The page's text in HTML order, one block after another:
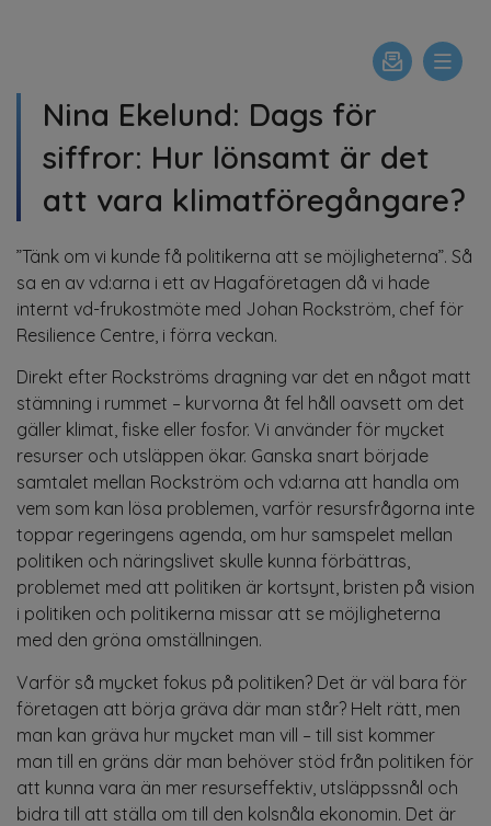
Nina Ekelund: Dags för
siffror: Hur lönsamt är det
att vara klimatföregångare?
”Tänk om vi kunde få politikerna att se möjligheterna”. Så
sa en av vd:arna i ett av Hagaföretagen då vi hade
internt vd-frukostmöte med Johan Rockström, chef för
Resilience Centre, i förra veckan.
Direkt efter Rockströms dragning var det en något matt
stämning i rummet – kurvorna åt fel håll oavsett om det
gäller klimat, fiske eller fosfor. Vi använder för mycket
resurser och utsläppen ökar. Ganska snart började
samtalet mellan Rockström och vd:arna att handla om
vem som kan lösa problemen, varför resursfrågorna inte
toppar regeringens agenda, om hur samspelet mellan
politiken och näringslivet skulle kunna förbättras,
problemet med att politiken är kortsynt, bristen på vision
i politiken och politikerna missar att se möjligheterna
med den gröna omställningen.
Varför så mycket fokus på politiken? Det är väl bara för
företagen att börja gräva där man står? Helt rätt, men
man kan gräva hur mycket man vill – till sist kommer
man till en gräns där man behöver stöd från politiken för
att kunna vara än mer resurseffektiv, utsläppssnål och
bidra till att ställa om till den kolsnåla ekonomin. Det är